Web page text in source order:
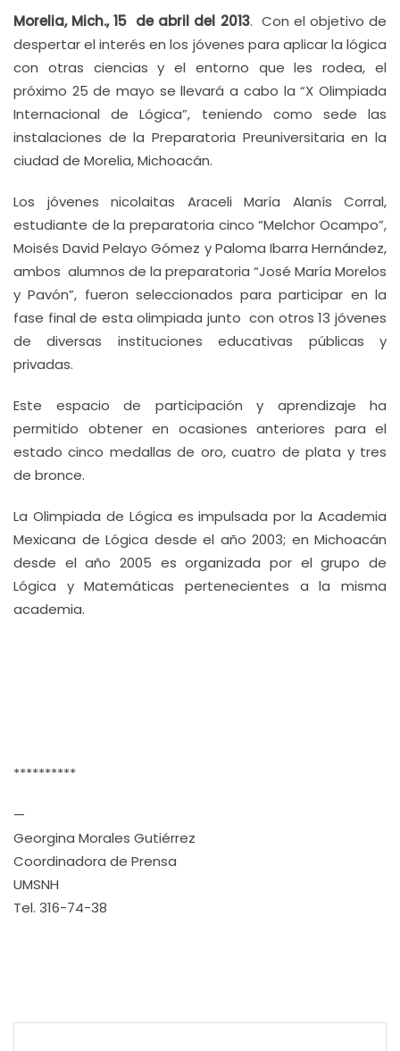
Morelia, Mich., 15 de abril del 2013. Con el objetivo de
despertar el interés en los jóvenes para aplicar la lógica
con otras ciencias y el entorno que les rodea, el
próximo 25 de mayo se llevará a cabo la “X Olimpiada
Internacional de Lógica”, teniendo como sede las
instalaciones de la Preparatoria Preuniversitaria en la
ciudad de Morelia, Michoacán.
Los jóvenes nicolaitas Araceli María Alanís Corral,
estudiante de la preparatoria cinco “Melchor Ocampo”,
Moisés David Pelayo Gómez y Paloma Ibarra Hernández,
ambos alumnos de la preparatoria “José María Morelos
y Pavón”, fueron seleccionados para participar en la
fase final de esta olimpiada junto con otros 13 jóvenes
de diversas instituciones educativas públicas y
privadas.
Este espacio de participación y aprendizaje ha
permitido obtener en ocasiones anteriores para el
estado cinco medallas de oro, cuatro de plata y tres
de bronce.
La Olimpiada de Lógica es impulsada por la Academia
Mexicana de Lógica desde el año 2003; en Michoacán
desde el año 2005 es organizada por el grupo de
Lógica y Matemáticas pertenecientes a la misma
academia.
**********
—
Georgina Morales Gutiérrez
Coordinadora de Prensa
UMSNH
Tel. 316-74-38